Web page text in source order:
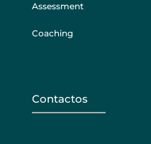
Assessment
Coaching
Contactos